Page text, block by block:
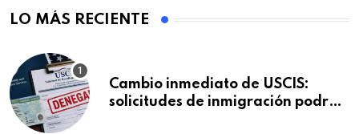
LO MÁS RECIENTE
Cambio inmediato de USCIS:
solicitudes de inmigración podrán